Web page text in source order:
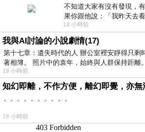
不知道大家有沒有發現，
果你跟他說：「我昨天去
出一種慈祥的微笑，然後問
18 小時前
我與AI討論的小說劇情(17)
第十七章：遺失時代的人 辦公室裡安靜得只剩
著相簿。 照片中的袁年，始終與人群保持距離
19 小時前
知幻即離，不作方便，離幻即覺，亦無
。。。。。。。。。。
19 小時前